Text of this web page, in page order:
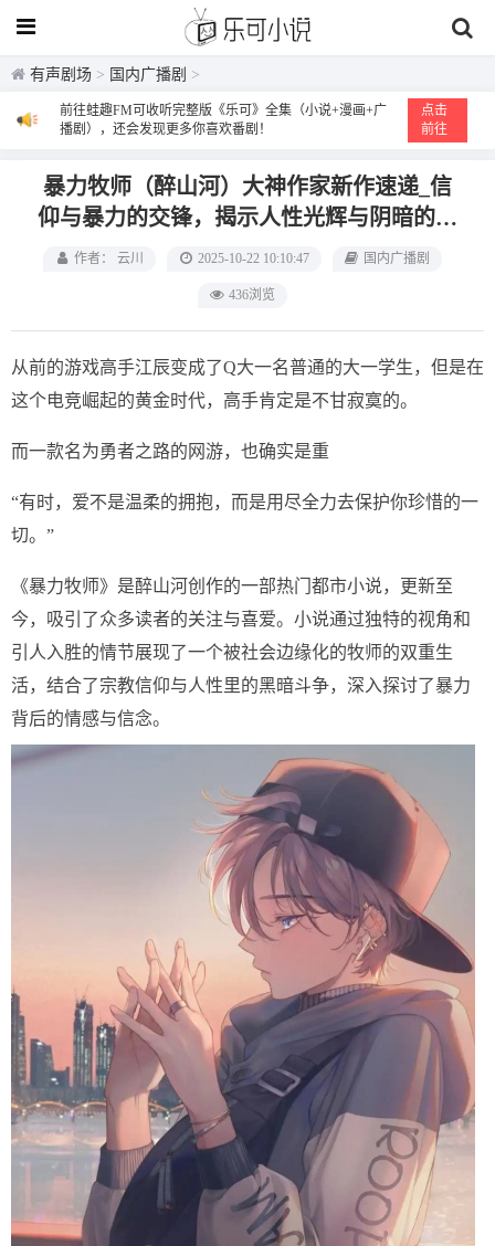
有声剧场 > 国内广播剧 >
前往蛙趣FM可收听完整版《乐可》全集（小说+漫画+广
播剧），还会发现更多你喜欢番剧！
点击
前往
暴力牧师（醉山河）‌大神作家新作速递‌_信
仰与暴力的交锋，揭示人性光辉与阴暗的交
织
作者： 云川 2025-10-22 10:10:47 国内广播剧
436浏览
从前的游戏高手江辰变成了Q大一名普通的大一学生，但是在
这个电竞崛起的黄金时代，高手肯定是不甘寂寞的。
而一款名为勇者之路的网游，也确实是重
“有时，爱不是温柔的拥抱，而是用尽全力去保护你珍惜的一
切。”
《暴力牧师》是醉山河创作的一部热门都市小说，更新至
今，吸引了众多读者的关注与喜爱。小说通过独特的视角和
引人入胜的情节展现了一个被社会边缘化的牧师的双重生
活，结合了宗教信仰与人性里的黑暗斗争，深入探讨了暴力
背后的情感与信念。